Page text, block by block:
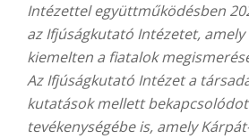
Intézettel együttműködésben
az Ifjúságkutató Intézetet, amely
kiemelten a fiatalok
Az Ifjúságkutató Intézet a
kutatások mellett
tevékenységébe is, amely